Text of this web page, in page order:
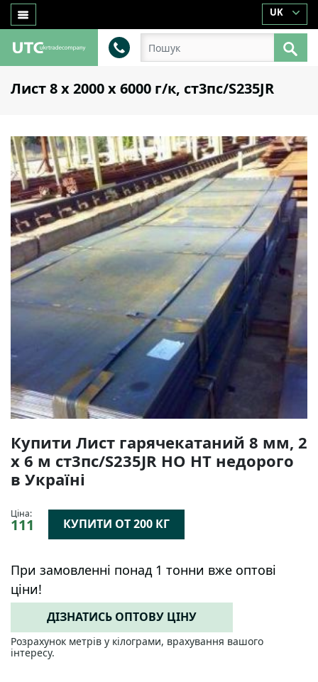
UK
Лист 8 х 2000 х 6000 г/к, ст3пс/S235JR
Купити Лист гарячекатаний 8 мм, 2
х 6 м ст3пс/S235JR НО НТ недорого
в Україні
Ціна:
111 КУПИТИ ОТ 200 КГ
При замовленні понад 1 тонни вже оптові
ціни!
ДІЗНАТИСЬ ОПТОВУ ЦІНУ
Розрахунок метрів у кілограми, врахування вашого
інтересу.